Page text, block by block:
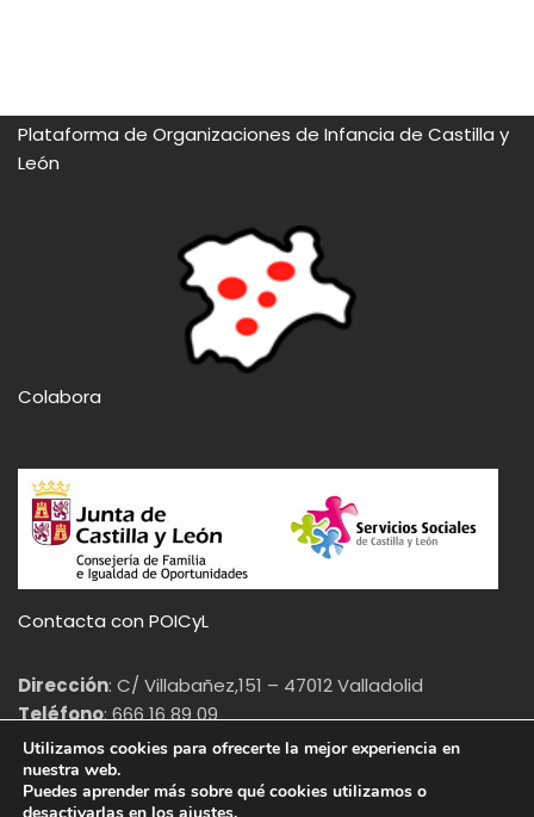
Plataforma de Organizaciones de Infancia de Castilla y
León
Colabora
Contacta con POICyL
Dirección: C/ Villabañez,151 – 47012 Valladolid
Teléfono: 666 16 89 09
Email: info@poicyl.org
Aviso legal|Política de cookies(
Utilizamos cookies para ofrecerte la mejor experiencia en
nuestra web.
Puedes aprender más sobre qué cookies utilizamos o